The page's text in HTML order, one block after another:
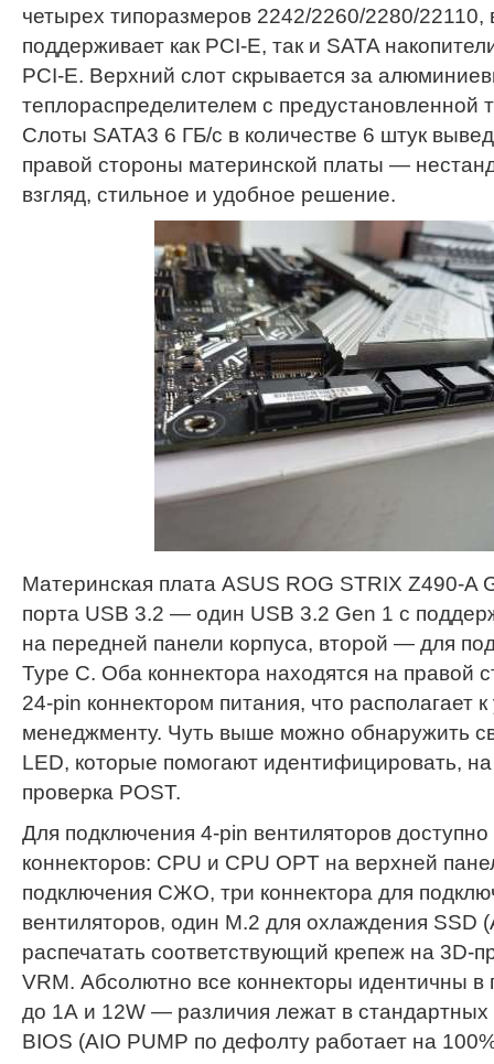
четырех типоразмеров 2242/2260/2280/22110,
поддерживает как PCI-E, так и SATA
PCI-E. Верхний слот скрывается за
теплораспределителем с предустановленной
Слоты SATA3 6 ГБ/с в количестве 6 штук
правой стороны материнской платы —
взгляд, стильное и удобное решение.
Материнская плата ASUS ROG STRIX Z490-A
порта USB 3.2 — один USB 3.2 Gen 1 с
на передней панели корпуса, второй — для
Type C. Оба коннектора находятся на правой
24-pin коннектором питания, что располагает
менеджменту. Чуть выше можно обнаружить
LED, которые помогают идентифицировать,
проверка POST.
Для подключения 4-pin вентиляторов
коннекторов: CPU и CPU OPT на верхней
подключения СЖО, три коннектора для
вентиляторов, один M.2 для охлаждения SSD
распечатать соответствующий крепеж на 3D-
VRM. Абсолютно все коннекторы идентичны
до 1А и 12W — различия лежат в
BIOS (AIO PUMP по дефолту работает на